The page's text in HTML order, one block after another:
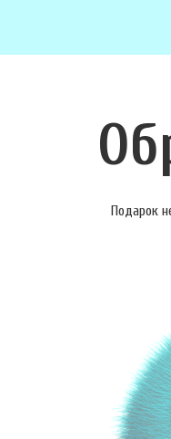
Подарок